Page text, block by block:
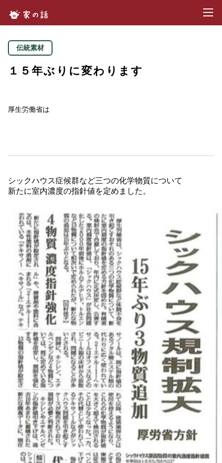
伝統素材
１５年ぶりに変わります
厚生労働省は
シックハウス症候群など三つの化学物質について
新たに室内濃度の指針値を定めました。